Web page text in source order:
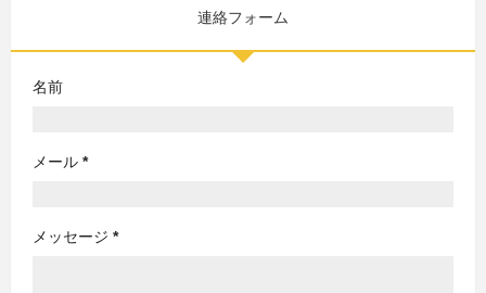
連絡フォーム
名前
メール *
メッセージ *